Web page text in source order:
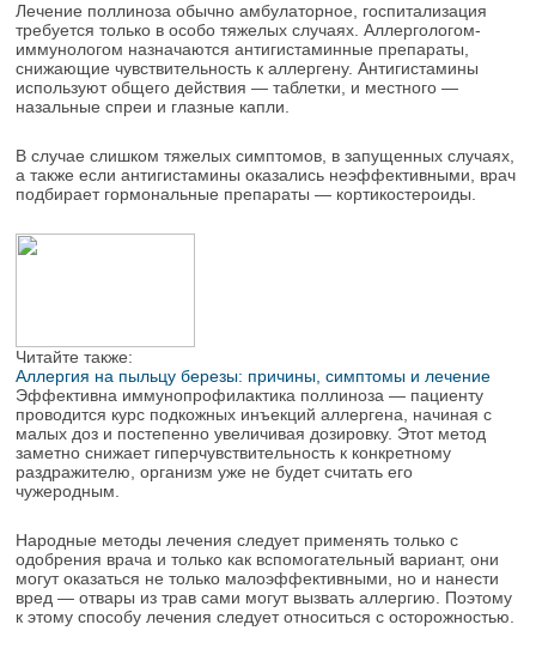
Лечение поллиноза обычно амбулаторное, госпитализация
требуется только в особо тяжелых случаях. Аллергологом-
иммунологом назначаются антигистаминные препараты,
снижающие чувствительность к аллергену. Антигистамины
используют общего действия ― таблетки, и местного ―
назальные спреи и глазные капли.
В случае слишком тяжелых симптомов, в запущенных случаях,
а также если антигистамины оказались неэффективными, врач
подбирает гормональные препараты ― кортикостероиды.
Читайте также:
Аллергия на пыльцу березы: причины, симптомы и лечение
Эффективна иммунопрофилактика поллиноза ― пациенту
проводится курс подкожных инъекций аллергена, начиная с
малых доз и постепенно увеличивая дозировку. Этот метод
заметно снижает гиперчувствительность к конкретному
раздражителю, организм уже не будет считать его
чужеродным.
Народные методы лечения следует применять только с
одобрения врача и только как вспомогательный вариант, они
могут оказаться не только малоэффективными, но и нанести
вред ― отвары из трав сами могут вызвать аллергию. Поэтому
к этому способу лечения следует относиться с осторожностью.